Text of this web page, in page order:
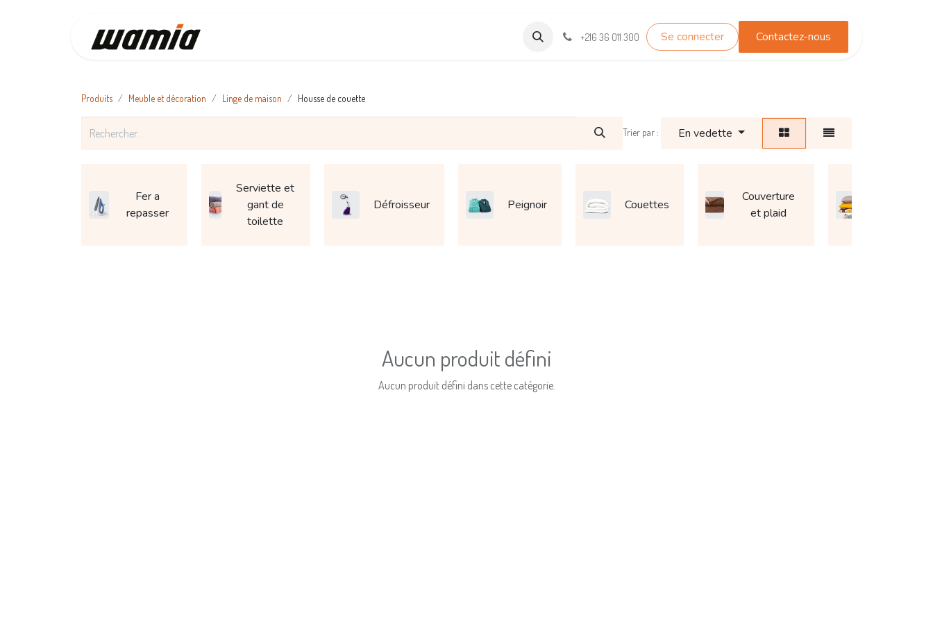
Wamia Marketpalce TEST_WHATSAPP Contactez-nous
+216 36 011 300 Se connecter Contactez-nous
Produits Meuble et décoration Linge de maison Housse de couette
Trier par : En vedette
Fer a
repasser
Serviette et
gant de
toilette
Défroisseur Peignoir Couettes
Couverture
et plaid
Aucun produit défini
Aucun produit défini dans cette catégorie.